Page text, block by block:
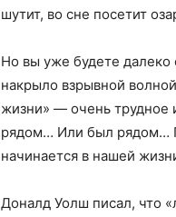
шутит, во сне посетит
Но вы уже будете
накрыло взрывной
жизни» — очень трудное
рядом… Или был рядом…
начинается в нашей
Доналд Уолш писал, что